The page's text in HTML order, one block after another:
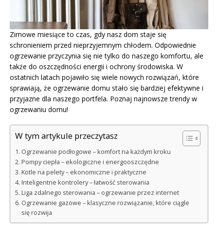
Zimowe miesiące to czas, gdy nasz dom staje się
schronieniem przed nieprzyjemnym chłodem. Odpowiednie
ogrzewanie przyczynia się nie tylko do naszego komfortu, ale
także do oszczędności energii i ochrony środowiska. W
ostatnich latach pojawiło się wiele nowych rozwiązań, które
sprawiają, że ogrzewanie domu stało się bardziej efektywne i
przyjazne dla naszego portfela. Poznaj najnowsze trendy w
ogrzewaniu domu!
W tym artykule przeczytasz
Ogrzewanie podłogowe – komfort na każdym kroku
Pompy ciepła – ekologiczne i energooszczędne
Kotle na pelety – ekonomiczne i praktyczne
Inteligentne kontrolery – łatwość sterowania
Liga zdalnego sterowania – ogrzewanie przez internet
Ogrzewanie gazowe – klasyczne rozwiązanie, które ciągle
się rozwija